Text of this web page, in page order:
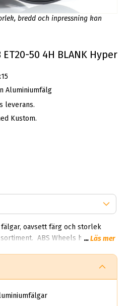
bredd och inpressning kan
ET20-50 4H BLANK Hyper
Aluminiumfälg
leverans.
Kustom.
oavsett färg och storlek
ABS Wheels har goda
ett steg upp i segmentet med
och exklusiv finish. Märket
...Läs mer